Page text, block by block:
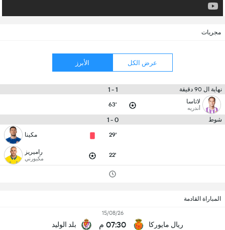
مجريات
عرض الكل الأبرز
نهاية ال 90 دقيقة 1 - 1
لاتاسا
أندريه 63'
شوط 0 - 1
29' مكينا
22' راميريز
مكبورني
المباراة القادمة
ريال مايوركا
15/08/26
07:30 م بلد الوليد